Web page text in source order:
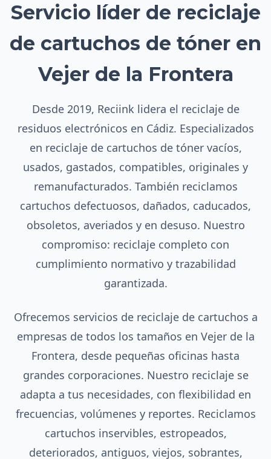
Servicio líder de reciclaje
de cartuchos de tóner en
Vejer de la Frontera
Desde 2019, Reciink lidera el reciclaje de
residuos electrónicos en Cádiz. Especializados
en reciclaje de cartuchos de tóner vacíos,
usados, gastados, compatibles, originales y
remanufacturados. También reciclamos
cartuchos defectuosos, dañados, caducados,
obsoletos, averiados y en desuso. Nuestro
compromiso: reciclaje completo con
cumplimiento normativo y trazabilidad
garantizada.
Ofrecemos servicios de reciclaje de cartuchos a
empresas de todos los tamaños en Vejer de la
Frontera, desde pequeñas oficinas hasta
grandes corporaciones. Nuestro reciclaje se
adapta a tus necesidades, con flexibilidad en
frecuencias, volúmenes y reportes. Reciclamos
cartuchos inservibles, estropeados,
deteriorados, antiguos, viejos, sobrantes,